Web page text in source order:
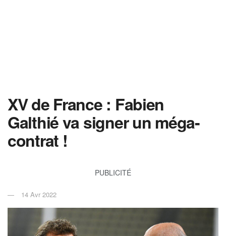
XV de France : Fabien
Galthié va signer un méga-
contrat !
PUBLICITÉ
14 Avr 2022